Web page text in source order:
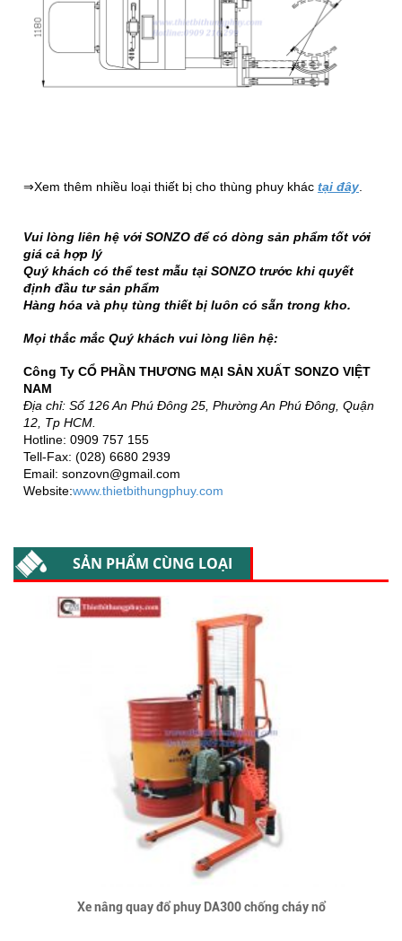
⇒Xem thêm nhiều loại thiết bị cho thùng phuy khác tại đây
Vui lòng liên hệ với SONZO để có dòng sản phẩm tốt với
giá cả hợp lý
Quý khách có thể test mẫu tại SONZO trước khi quyết
định đầu tư sản phẩm
Hàng hóa và phụ tùng thiết bị luôn có sẵn trong kho.
Mọi thắc mắc Quý khách vui lòng liên hệ:
Công Ty CỔ PHẦN THƯƠNG MẠI SẢN XUẤT SONZO VIỆT
NAM
Địa chỉ: Số 126 An Phú Đông 25, Phường An Phú Đông, Quận
12, Tp HCM.
Hotline: 0909 757 155
Tell-Fax: (028) 6680 2939
Email: sonzovn@gmail.com
Website:www.thietbithungphuy.com
SẢN PHẨM CÙNG LOẠI
Xe nâng quay đổ phuy DA300 chống cháy nổ